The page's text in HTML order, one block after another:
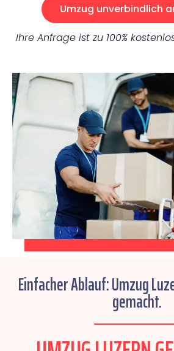
Umzug unverbindlich
Ihre Anfrage ist zu 100%
Einfacher Ablauf: Umzug
gemacht.